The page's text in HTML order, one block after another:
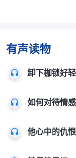
有声读物
卸下枷锁好
如何对待情
他心中的仇